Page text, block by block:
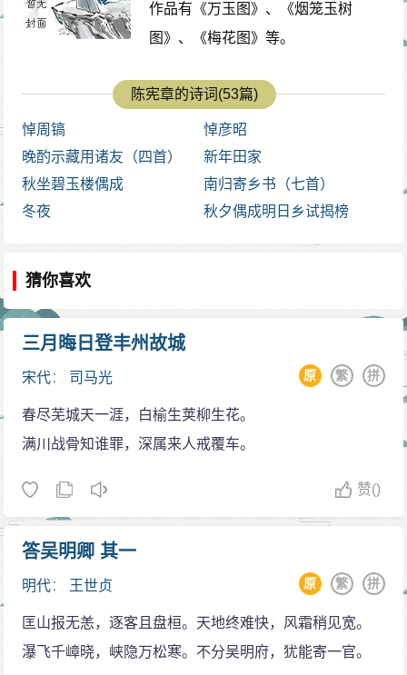
作品有《万玉图》、《烟笼玉树
图》、《梅花图》等。
陈宪章的诗词(53篇)
悼周镐
悼彦昭
晚酌示藏用诸友（四首）
新年田家
秋坐碧玉楼偶成
南归寄乡书（七首）
冬夜
秋夕偶成明日乡试揭榜
猜你喜欢
三月晦日登丰州故城
宋代： 司马光 拼
繁
原
春尽芜城天一涯，白榆生荚柳生花。
满川战骨知谁罪，深属来人戒覆车。
赞()
答吴明卿 其一
明代： 王世贞 拼
繁
原
匡山报无恙，逐客且盘桓。天地终难快，风霜稍见宽。
瀑飞千嶂晓，峡隐万松寒。不分吴明府，犹能寄一官。